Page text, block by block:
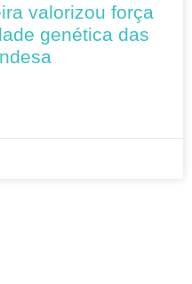
valorizou força
genética das